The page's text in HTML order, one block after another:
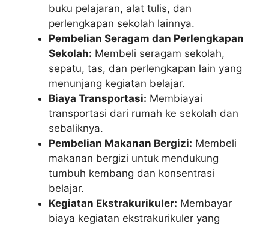
buku pelajaran, alat tulis, dan
perlengkapan sekolah lainnya.
Pembelian Seragam dan Perlengkapan
Sekolah: Membeli seragam sekolah,
sepatu, tas, dan perlengkapan lain yang
menunjang kegiatan belajar.
Biaya Transportasi: Membiayai
transportasi dari rumah ke sekolah dan
sebaliknya.
Pembelian Makanan Bergizi: Membeli
makanan bergizi untuk mendukung
tumbuh kembang dan konsentrasi
belajar.
Kegiatan Ekstrakurikuler: Membayar
biaya kegiatan ekstrakurikuler yang